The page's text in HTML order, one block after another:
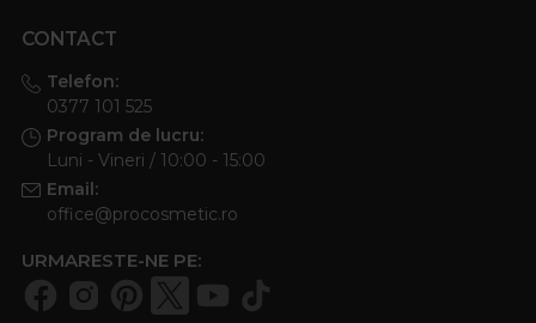
CONTACT
Telefon:
0377 101 525
Program de lucru:
Luni - Vineri / 10:00 - 15:00
Email:
office@procosmetic.ro
URMARESTE-NE PE: